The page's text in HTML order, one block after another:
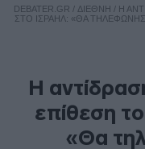
DEBATER.GR / ΔΙΕΘΝΗ / Η
ΣΤΟ ΙΣΡΑΉΛ: «ΘΑ
Η
επίθεση
«Θα